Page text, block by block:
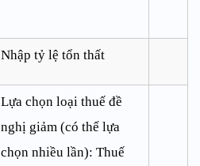
Nhập tỷ lệ tổn thất
Lựa chọn loại thuế đề
nghị giảm (có thể lựa
chọn nhiều lần): Thuế